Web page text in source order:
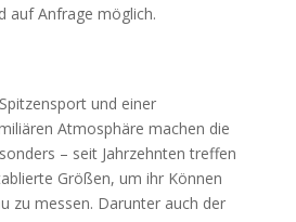
auf Anfrage möglich.
und einer
Atmosphäre machen die
– seit Jahrzehnten treffen
Größen, um ihr Können
zu messen. Darunter auch der